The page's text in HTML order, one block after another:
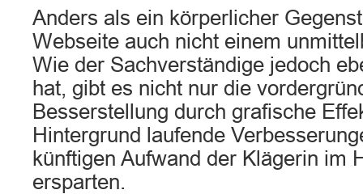
Anders als ein körperlicher
Webseite auch nicht einem
Wie der Sachverständige jedoch
hat, gibt es nicht nur die
Besserstellung durch grafische
Hintergrund laufende
künftigen Aufwand der Klägerin im
ersparten.